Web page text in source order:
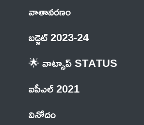
వాతావరణం
బడ్జెట్ 2023-24
🌟 వాట్సాప్ STATUS
ఐపీఎల్ 2021
వినోదం